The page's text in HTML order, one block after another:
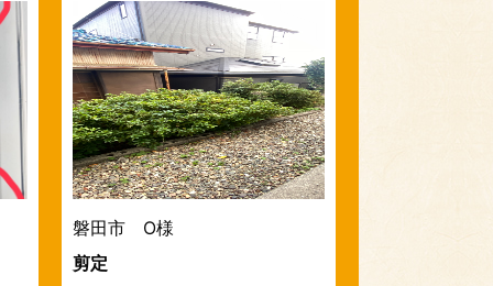
磐田市 O様
剪定